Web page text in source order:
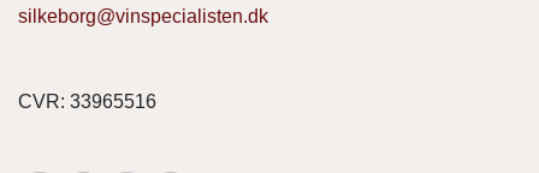
silkeborg@vinspecialisten.dk
CVR: 33965516